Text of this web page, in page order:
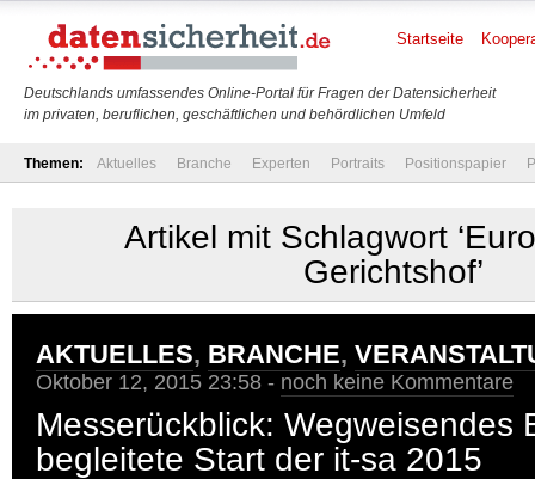
Deutschlands umfassendes Online-Portal für Fragen der Datensicherheit
im privaten, beruflichen, geschäftlichen und behördlichen Umfeld
Startseite
Themen: Aktuelles Branche Experten Portraits Positionspapier
Artikel mit Schlagwort
Gerichtshof’
AKTUELLES, BRANCHE,
Oktober 12, 2015 23:58 - noch keine Kommentare
Messerückblick: Wegweisendes
begleitete Start der it-sa 2015